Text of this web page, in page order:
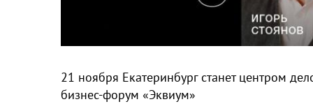
21 ноября Екатеринбург станет центром
бизнес-форум «Эквиум»